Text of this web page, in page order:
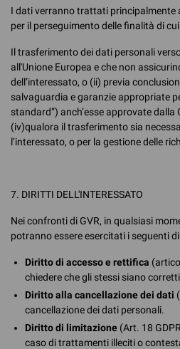
I dati verranno trattati principalmente
per il perseguimento delle finalità di
Il trasferimento dei dati personali
all'Unione Europea e che non
dell’interessato, o (ii) previa
salvaguardia e garanzie appropriate
standard”) anch’esse approvate
(iv)qualora il trasferimento sia
l’interessato, o per la gestione delle
7. DIRITTI DELL'INTERESSATO
Nei confronti di GVR, in qualsiasi
potranno essere esercitati i seguenti
Diritto di accesso e rettifica
chiedere che gli stessi siano
Diritto alla cancellazione dei dati
cancellazione dei dati personali.
Diritto di limitazione (Art. 18
caso di trattamenti illeciti o